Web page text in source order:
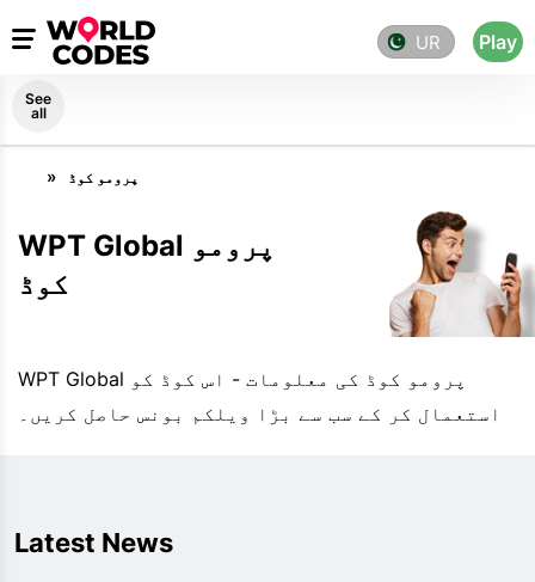
UR Play
See
all
پرومو کوڈ
WPT Global پرومو
کوڈ
WPT Global پرومو کوڈ کی معلومات - اس کوڈ کو
استعمال کر کے سب سے بڑا ویلکم بونس حاصل کریں۔
Latest News